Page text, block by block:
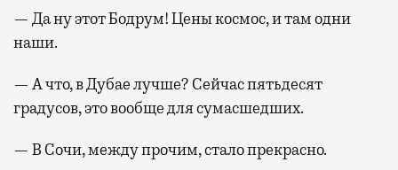
— Да ну этот Бодрум! Цены космос, и там одни
наши.
— А что, в Дубае лучше? Сейчас пятьдесят
градусов, это вообще для сумасшедших.
— В Сочи, между прочим, стало прекрасно.